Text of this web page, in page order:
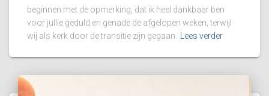
beginnen met de opmerking, dat ik heel dankbaar ben
voor jullie geduld en genade de afgelopen weken, terwijl
wij als kerk door de transitie zijn gegaan.
Lees verder